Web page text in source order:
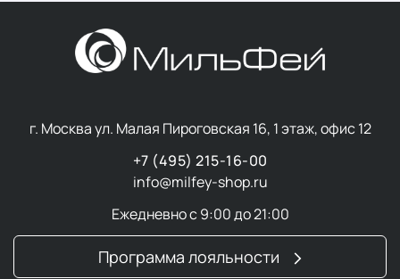
г. Москва ул. Малая Пироговская 16, 1 этаж, офис 12
+7 (495) 215-16-00
info@milfey-shop.ru
Ежедневно с 9:00 до 21:00
Программа лояльности